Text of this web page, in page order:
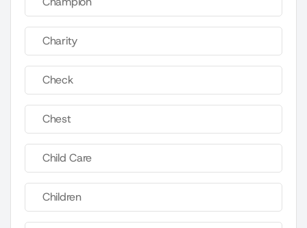
Charity
Check
Chest
Child Care
Children